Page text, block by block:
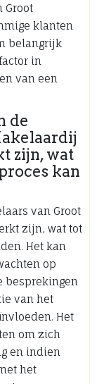
Groot
klanten
belangrijk
in
van een
de
zijn, wat
kan
van Groot
zijn, wat tot
Het kan
op
besprekingen
van het
Het
om zich
en indien
het